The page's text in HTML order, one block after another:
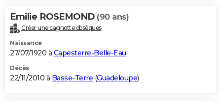
Emilie ROSEMOND (90 ans)
Créer une cagnotte obsèques
Naissance
27/07/1920 à Capesterre-Belle-Eau
Décès
22/11/2010 à Basse-Terre (Guadeloupe)